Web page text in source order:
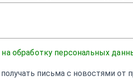
на обработку персональных
письма с новостями от